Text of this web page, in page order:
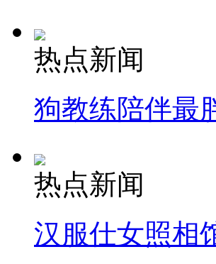
热点新闻
狗教练陪伴最
热点新闻
汉服仕女照相